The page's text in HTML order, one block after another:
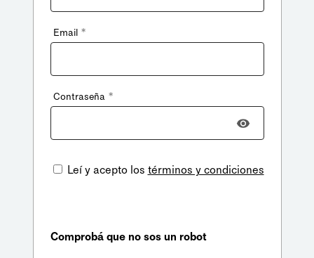
Email *
Contraseña *
Leí y acepto los términos y condiciones
Comprobá que no sos un robot